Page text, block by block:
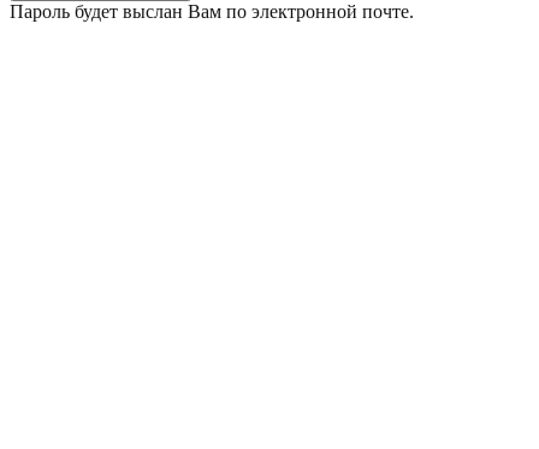
Пароль будет выслан Вам по электронной почте.